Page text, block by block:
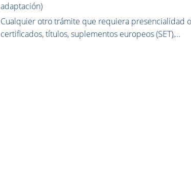
adaptación)
Cualquier otro trámite que requiera presencialidad
certificados, títulos, suplementos europeos (SET),…